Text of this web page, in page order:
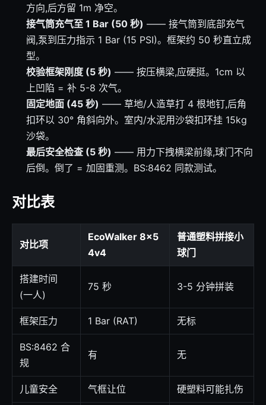
方向,后方留 1m 净空。
接气筒充气至 1 Bar (50 秒) —— 接气筒到底部充气
阀,泵到压力指示 1 Bar (15 PSI)。框架约 50 秒直立成
型。
校验框架刚度 (5 秒) —— 按压横梁,应硬挺。1cm 以
上凹陷 = 补 5-8 次气。
固定地面 (45 秒) —— 草地/人造草打 4 根地钉,后角
扣环以 30° 角斜向外。室内/水泥用沙袋扣环挂 15kg
沙袋。
最后安全检查 (5 秒) —— 用力下拽横梁前缘,球门不向
后倒。倒了 = 加固重测。BS:8462 同款测试。
对比表
对比项
EcoWalker 8×5
4v4
普通塑料拼接小
球门
搭建时间
(一人)
75 秒 3-5 分钟拼装
框架压力 1 Bar (RAT) 无标
BS:8462 合
规
有 无
儿童安全 气框让位 硬塑料可能扎伤